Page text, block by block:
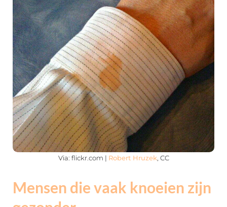
Via: flickr.com | Robert Hruzek, CC
Mensen die vaak knoeien zijn